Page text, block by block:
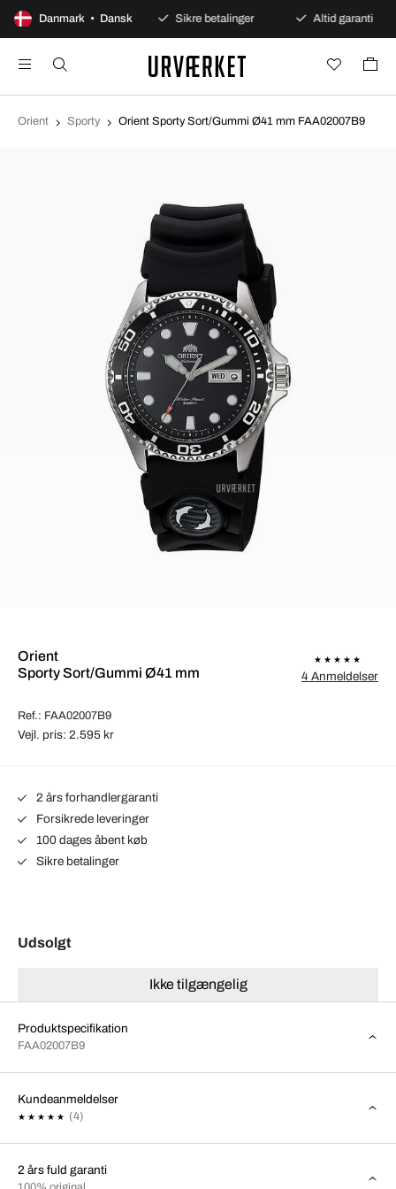
Danmark • Dansk
100 dages åbent køb Sikre betalinger Altid garanti
Orient Sporty Orient Sporty Sort/Gummi Ø41 mm FAA02007B9
Orient
Sporty Sort/Gummi Ø41 mm
Ref.: FAA02007B9
4 Anmeldelser
Vejl. pris: 2.595 kr
2 års forhandlergaranti
Forsikrede leveringer
100 dages åbent køb
Sikre betalinger
Udsolgt
Ikke tilgængelig
Produktspecifikation
FAA02007B9
Kundeanmeldelser
(4)
2 års fuld garanti